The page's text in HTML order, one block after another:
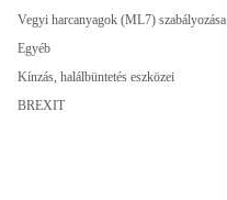
Vegyi harcanyagok (ML7) szabályozása
Egyéb
Kínzás, halálbüntetés eszközei
BREXIT